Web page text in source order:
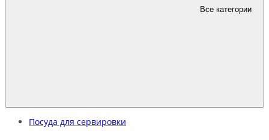
Все категории
Посуда для сервировки